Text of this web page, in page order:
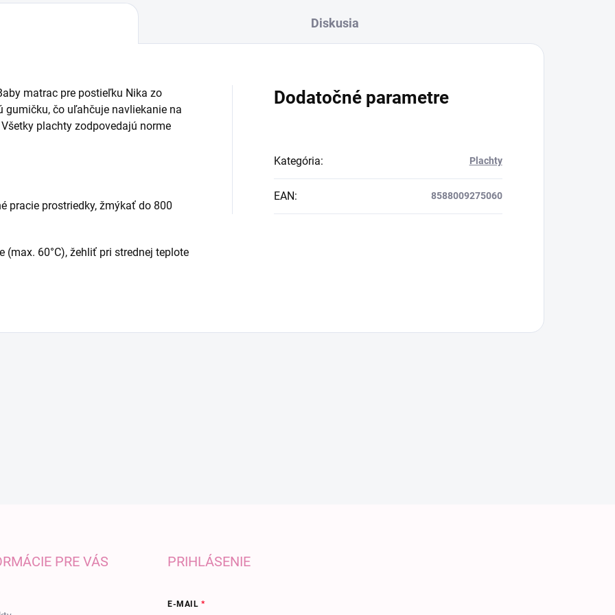
Diskusia
matrac pre postieľku Nika zo
gumičku, čo uľahčuje navliekanie na
plachty zodpovedajú norme
pracie prostriedky, žmýkať do 800
60°C), žehliť pri strednej teplote
Dodatočné parametre
Kategória: Plachty
EAN: 8588009275060
PRE VÁS PRIHLÁSENIE
E-MAIL